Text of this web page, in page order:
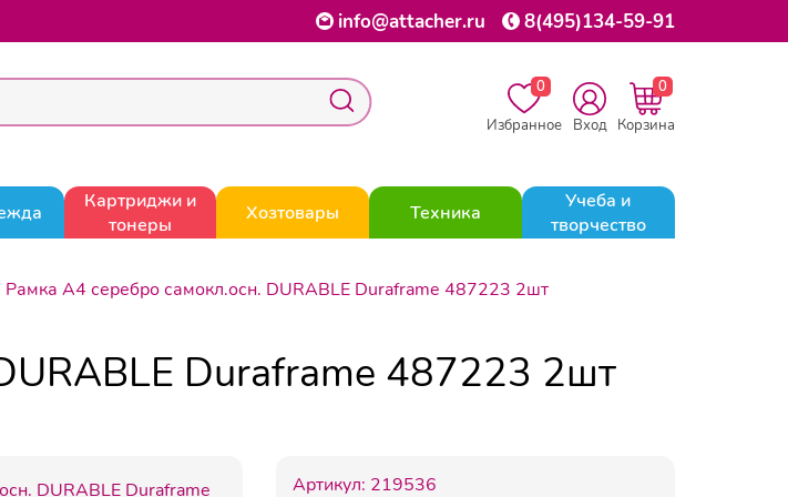
info@attacher.ru 8(495)134-59-91
0
Избранное
Вход
0
Корзина
Картриджи и
тонеры
Хозтовары Техника
Учеба и
творчество
Рамка А4 серебро самокл.осн. DURABLE Duraframe 487223 2шт
Duraframe 487223 2шт
Артикул: 219536